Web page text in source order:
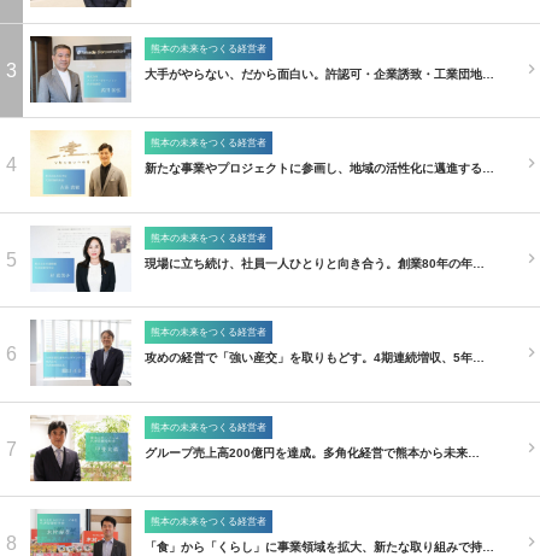
3
熊本の未来をつくる経営者
大手がやらない、だから面白い。許認可・企業誘致・工業団地…
4
熊本の未来をつくる経営者
新たな事業やプロジェクトに参画し、地域の活性化に邁進する…
5
熊本の未来をつくる経営者
現場に立ち続け、社員一人ひとりと向き合う。創業80年の年…
6
熊本の未来をつくる経営者
攻めの経営で「強い産交」を取りもどす。4期連続増収、5年…
7
熊本の未来をつくる経営者
グループ売上高200億円を達成。多角化経営で熊本から未来…
8
熊本の未来をつくる経営者
「食」から「くらし」に事業領域を拡大、新たな取り組みで持…